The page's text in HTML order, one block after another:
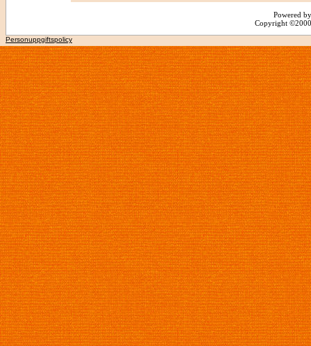
Powered
Copyright
Personuppgiftspolicy